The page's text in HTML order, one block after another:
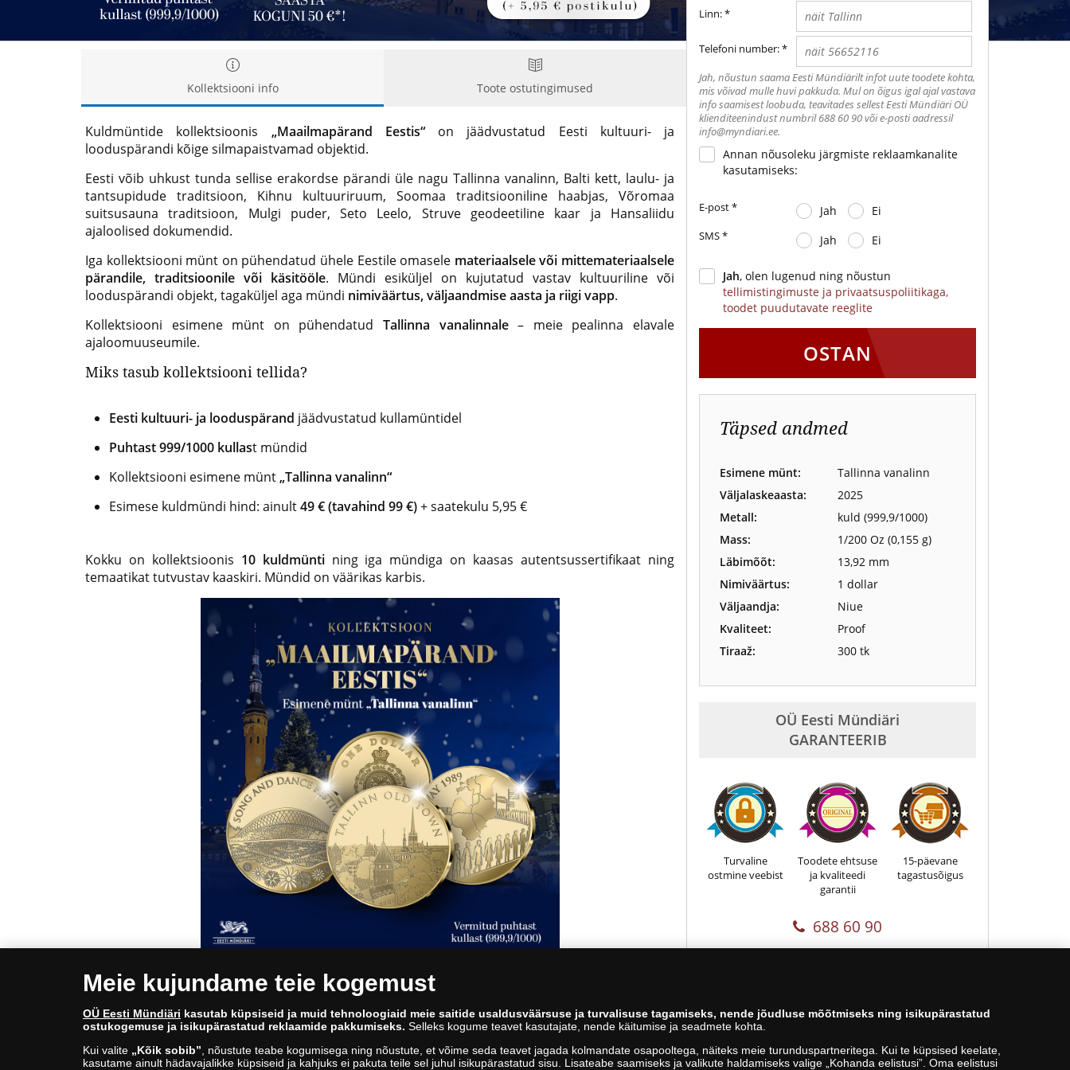
Kollektsiooni info Toote ostutingimused
Kuldmüntide kollektsioonis „Maailmapärand Eestis“on jäädvustatud Eesti kultuuri- ja
looduspärandi kõige silmapaistvamad objektid.
Eesti võib uhkust tunda sellise erakordse pärandi üle nagu Tallinna vanalinn, Balti kett, laulu- ja
tantsupidude traditsioon, Kihnu kultuuriruum, Soomaa traditsiooniline haabjas, Võromaa
suitsusauna traditsioon, Mulgi puder, Seto Leelo, Struve geodeetiline kaar ja Hansaliidu
ajaloolised dokumendid.
Iga kollektsiooni münt on pühendatud ühele Eestile omasele materiaalsele või mittemateriaalsele
pärandile, traditsioonile või käsitööle. Mündi esiküljel on kujutatud vastav kultuuriline või
looduspärandi objekt, tagaküljel aga mündi nimiväärtus, väljaandmise aasta ja riigi vapp.
Kollektsiooni esimene münt on pühendatud Tallinna vanalinnale– meie pealinna elavale
ajaloomuuseumile.
Miks tasub kollektsiooni tellida?
Eesti kultuuri- ja looduspärand jäädvustatud kullamüntidel
Puhtast 999/1000 kullast mündid
Kollektsiooni esimene münt„Tallinna vanalinn“
Esimese kuldmündi hind: ainult49 € (tavahind 99 €)+ saatekulu 5,95 €
Kokku on kollektsioonis 10 kuldmüntining iga mündiga on kaasas autentsussertifikaat ning
temaatikat tutvustav kaaskiri. Mündid on väärikas karbis.
* Esimese mündi erihind kehtib ainult terve kollektsiooni tellimisel. Soovides tellida ainult esimese
mündi, on hinnaks tavahind 99 eurot (+ saatekulu 5,95 €). Kui soovite tellida ainult esimese mündi,
helistage 688 6090.
Linn:*
Telefoni number:*
Jah, nõustun saama Eesti Mündiärilt infot uute toodete kohta,
mis võivad mulle huvi pakkuda. Mul on õigus igal ajal vastava
info saamisest loobuda, teavitades sellest Eesti Mündiäri OÜ
klienditeenindust numbril 688 60 90 või e-posti aadressil
info@myndiari.ee.
Annan nõusoleku järgmiste reklaamkanalite
kasutamiseks:
E-post* Jah Ei
SMS* Jah Ei
Jah, olen lugenud ning nõustun
tellimistingimuste ja privaatsuspoliitikaga,
toodet puudutavate reeglite
OSTAN
Täpsed andmed
Esimene münt:
Tallinna vanalinn
Väljalaskeaasta:
2025
Metall:
kuld (999,9/1000)
Mass:
1/200 Oz (0,155 g)
Läbimõõt:
13,92 mm
Nimiväärtus:
1 dollar
Väljaandja:
Niue
Kvaliteet:
Proof
Tiraaž:
300 tk
OÜ Eesti Mündiäri
GARANTEERIB
Turvaline
ostmine veebist
Toodete ehtsuse
ja kvaliteedi
garantii
15-päevane
tagastusõigus
688 60 90
Meie kujundame teie kogemust
OÜ Eesti Mündiäri kasutab küpsiseid ja muid tehnoloogiaid meie saitide usaldusväärsuse ja turvalisuse tagamiseks, nende jõudluse mõõtmiseks ning isikupärastatud
ostukogemuse ja isikupärastatud reklaamide pakkumiseks. Selleks kogume teavet kasutajate, nende käitumise ja seadmete kohta.
Kui valite „Kõik sobib” , nõustute teabe kogumisega ning nõustute, et võime seda teavet jagada kolmandate osapooltega, näiteks meie turunduspartneritega. Kui te küpsised keelate,
kasutame ainult hädavajalikke küpsiseid ja kahjuks ei pakuta teile sel juhul isikupärastatud sisu. Lisateabe saamiseks ja valikute haldamiseks valige „Kohanda eelistusi”. Oma eelistusi